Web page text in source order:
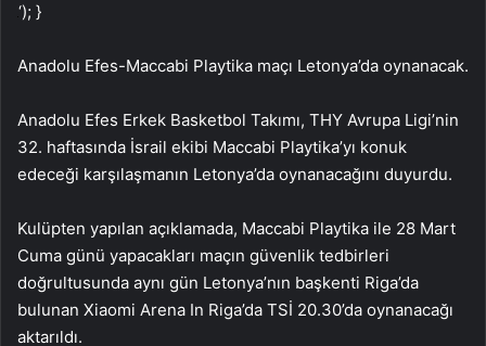
‘); }
Anadolu Efes-Maccabi Playtika maçı Letonya’da oynanacak.
Anadolu Efes Erkek Basketbol Takımı, THY Avrupa Ligi’nin
32. haftasında İsrail ekibi Maccabi Playtika’yı konuk
edeceği karşılaşmanın Letonya’da oynanacağını duyurdu.
Kulüpten yapılan açıklamada, Maccabi Playtika ile 28 Mart
Cuma günü yapacakları maçın güvenlik tedbirleri
doğrultusunda aynı gün Letonya’nın başkenti Riga’da
bulunan Xiaomi Arena In Riga’da TSİ 20.30’da oynanacağı
aktarıldı.